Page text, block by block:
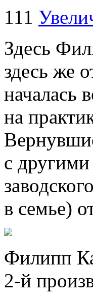
111
Здесь
здесь же
началась
на
с
в семье)
Филипп
2-й